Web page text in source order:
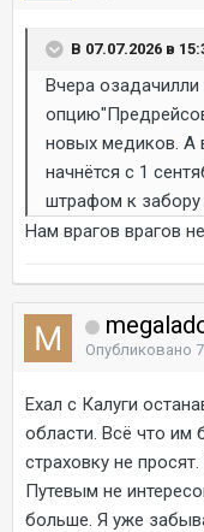
В 07.07.2026 в
Вчера
новых медиков. А
начнётся с 1
штрафом к забору
Нам врагов врагов
Опубликовано
Ехал с Калуги
области. Всё что им
страховку не
Путевым не
больше. Я уже